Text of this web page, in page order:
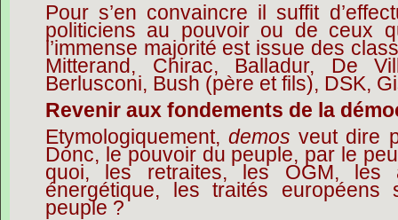
Pour s’en convaincre il suffit
politiciens au pouvoir ou de ceux
l’immense majorité est issue des
Mitterand, Chirac, Balladur, De
Berlusconi, Bush (père et fils), DSK,
Revenir aux fondements de la
Etymologiquement,demos veut dire
Donc, le pouvoir du peuple, par le
quoi, les retraites, les OGM, les
énergétique, les traités
peuple ?